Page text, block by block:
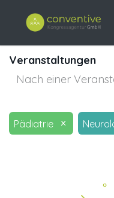
Veranstaltungen
Pädiatrie ×